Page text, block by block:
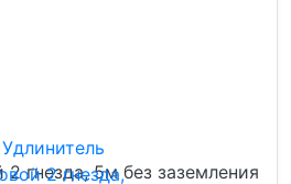
гнезда, 5м без заземления